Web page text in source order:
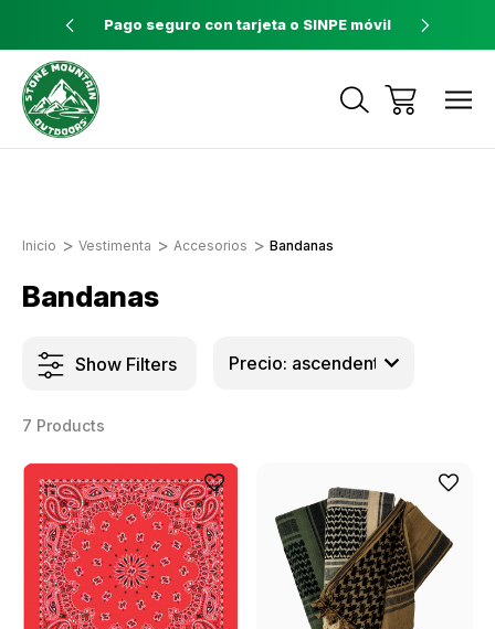
a $60 Pago seguro con tarjeta o SINPE móvil
Inicio Vestimenta Accesorios Bandanas
Bandanas
Show Filters
7 Products